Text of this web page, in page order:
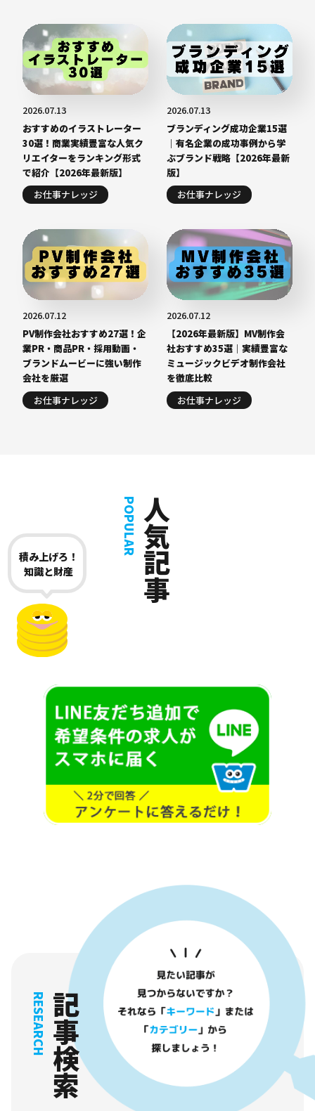
2026.07.13
おすすめのイラストレーター
30選！商業実績豊富な人気ク
リエイターをランキング形式
で紹介【2026年最新版】
お仕事ナレッジ
2026.07.13
ブランディング成功企業15選
｜有名企業の成功事例から学
ぶブランド戦略【2026年最新
版】
お仕事ナレッジ
2026.07.12
PV制作会社おすすめ27選！企
業PR・商品PR・採用動画・
ブランドムービーに強い制作
会社を厳選
お仕事ナレッジ
2026.07.12
【2026年最新版】MV制作会
社おすすめ35選｜実績豊富な
ミュージックビデオ制作会社
を徹底比較
お仕事ナレッジ
人気記事
POPULAR
積み上げろ！
知識と財産
記事検索
RESEARCH